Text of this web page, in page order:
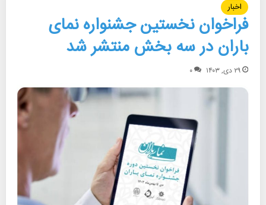
اخبار
فراخوان نخستین جشنواره نمای
باران در سه بخش منتشر شد
۲۹ دی, ۱۴۰۳ ۰